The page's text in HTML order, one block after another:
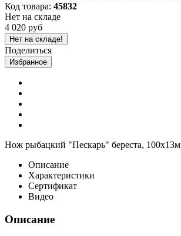
Код товара: 45832
Нет на складе
4 020 руб
Нет на складе!
Поделиться
Избранное
Нож рыбацкий "Пескарь" береста, 100х13м
Описание
Характеристики
Сертификат
Видео
Описание